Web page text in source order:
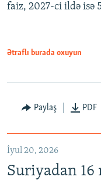
Auto
faiz, 2027-ci ildə isə
Ətraflı burada oxuyun
Paylaş PDF
İyul 20, 2026
Suriyadan 16